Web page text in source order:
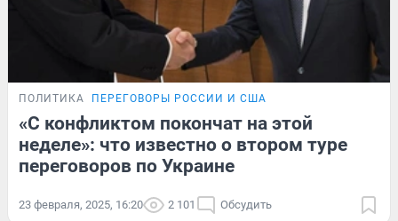
ПОЛИТИКА ПЕРЕГОВОРЫ РОССИИ И США
«С конфликтом покончат на этой
неделе»: что известно о втором туре
переговоров по Украине
23 февраля, 2025, 16:20 2 101 Обсудить